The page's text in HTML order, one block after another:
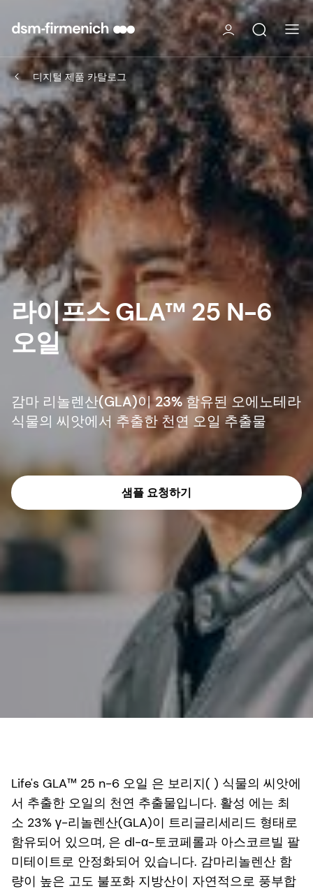
디지털 제품 카탈로그
라이프스 GLA™ 25 N-6
오일
감마 리놀렌산(GLA)이 23% 함유된 오에노테라
식물의 씨앗에서 추출한 천연 오일 추출물
샘플 요청하기
Life's GLA™ 25 n-6 오일 은 보리지( ) 식물의 씨앗에
서 추출한 오일의 천연 추출물입니다. 활성 에는 최
소 23% γ-리놀렌산(GLA)이 트리글리세리드 형태로
함유되어 있으며, 은 dl-α-토코페롤과 아스코르빌 팔
미테이트로 안정화되어 있습니다. 감마리놀렌산 함
량이 높은 고도 불포화 지방산이 자연적으로 풍부합